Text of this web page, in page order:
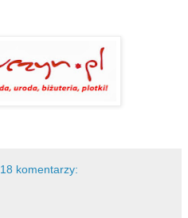
18 komentarzy: